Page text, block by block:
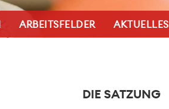
ARBEITSFELDER AKTUELLES
DIE SATZUNG